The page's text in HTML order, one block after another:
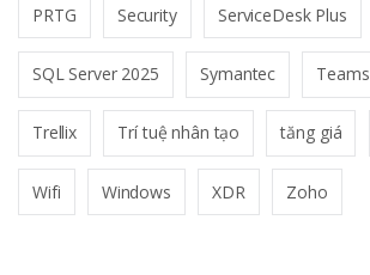
PRTG Security ServiceDesk Plus
SQL Server 2025 Symantec Teams
Trellix Trí tuệ nhân tạo tăng giá
Wifi Windows XDR Zoho